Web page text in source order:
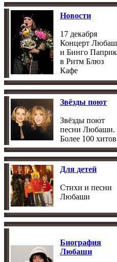
Новости
17 декабря
Концерт
и Бинго
в Ритм Блюз
Кафе
Звёзды поют
Звёзды поют
песни Любаши.
Более 100 хитов
Для детей
Стихи и песни
Любаши
Биография
Любаши